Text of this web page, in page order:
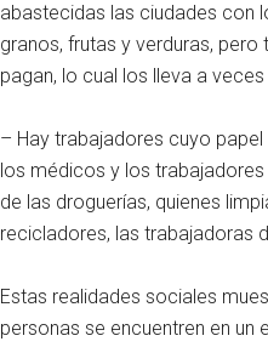
abastecidas las ciudades con
granos, frutas y verduras,
pagan, lo cual los lleva a
– Hay trabajadores cuyo
los médicos y los
de las droguerías, quienes
recicladores, las trabajadoras
Estas realidades sociales
personas se encuentren en